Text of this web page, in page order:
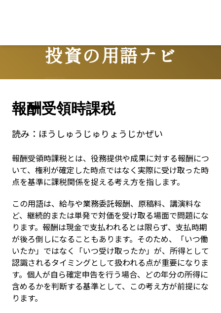
投資の用語ナビ
Terms
報酬受領時課税
読み： ほうしゅうじゅりょうじかぜい
報酬受領時課税とは、役務提供や成果に対する報酬につ
いて、権利が確定した時点ではなく実際に受け取った時
点を基準に課税関係を捉える考え方を指します。
この用語は、給与や業務委託報酬、原稿料、講演料な
ど、継続的または単発で対価を受け取る場面で問題にな
ります。報酬は現金で支払われるとは限らず、支払時期
が後ろ倒しになることもあります。そのため、「いつ働
いたか」ではなく「いつ受け取ったか」が、所得として
認識されるタイミングとして扱われる点が重要になりま
す。個人が自ら確定申告を行う場合、どの年分の所得に
含めるかを判断する基準として、この考え方が前提にな
ります。